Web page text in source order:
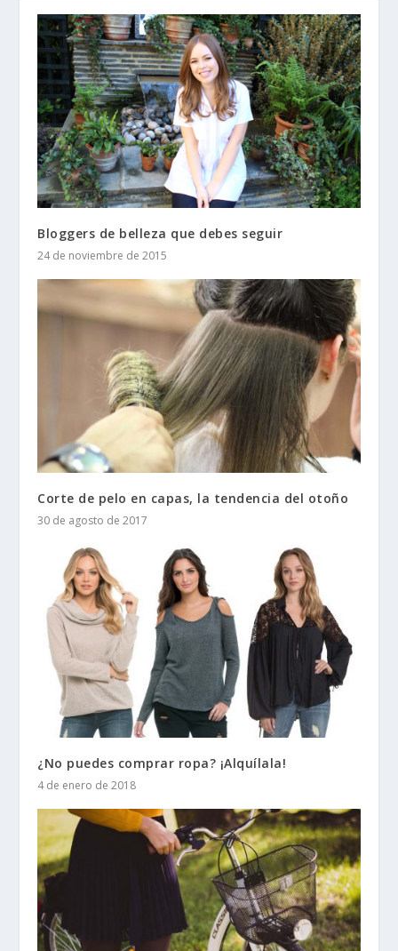
Bloggers de belleza que debes seguir
24 de noviembre de 2015
Corte de pelo en capas, la tendencia del otoño
30 de agosto de 2017
¿No puedes comprar ropa? ¡Alquílala!
4 de enero de 2018